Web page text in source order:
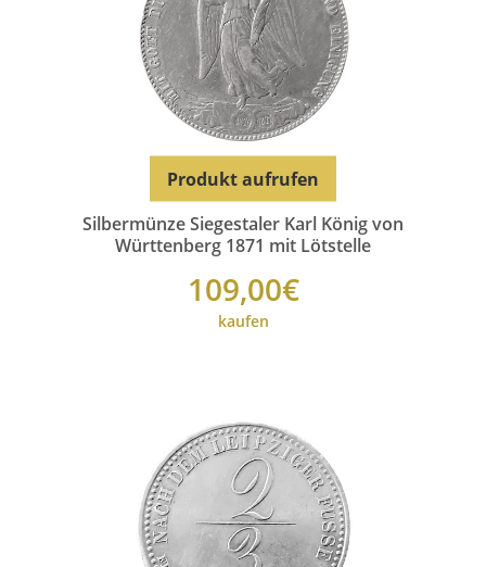
Silbermünze Siegestaler Karl König von
Württenberg 1871 mit Lötstelle
109,00€
kaufen
Produkt aufrufen